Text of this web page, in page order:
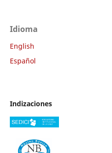
Idioma
English
Español
Indizaciones